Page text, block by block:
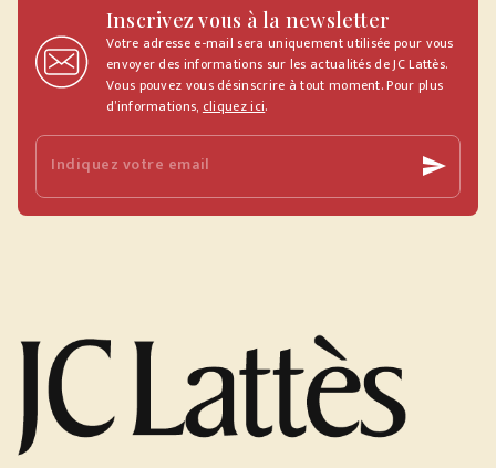
Inscrivez vous à la newsletter
Votre adresse e-mail sera uniquement utilisée pour vous
envoyer des informations sur les actualités de JC Lattès.
Vous pouvez vous désinscrire à tout moment. Pour plus
d’informations, cliquez ici.
Indiquez votre email send